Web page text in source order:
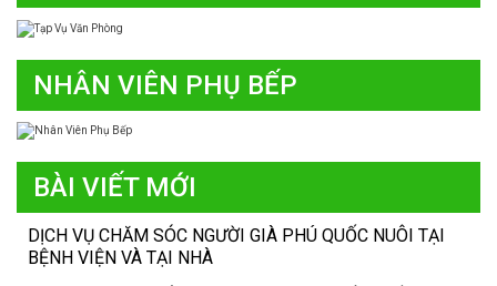
NHÂN VIÊN PHỤ BẾP
BÀI VIẾT MỚI
DỊCH VỤ CHĂM SÓC NGƯỜI GIÀ PHÚ QUỐC NUÔI TẠI
BỆNH VIỆN VÀ TẠI NHÀ